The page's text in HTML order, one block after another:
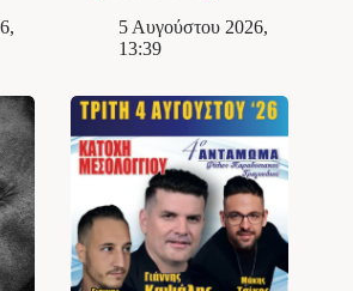
5 Αυγούστου 2026,
13:39